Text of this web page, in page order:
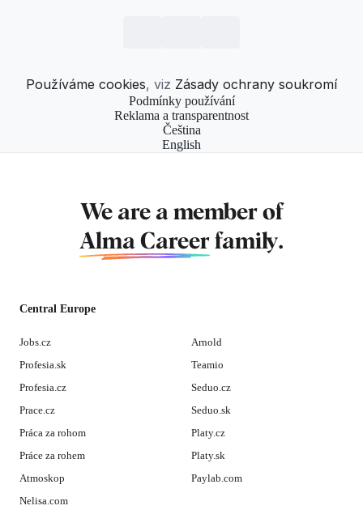
Používáme cookies, viz Zásady ochrany soukromí
Podmínky používání
Reklama a transparentnost
Čeština
English
We are a member of
Alma Career family.
Central Europe
Jobs.cz
Profesia.sk
Profesia.cz
Prace.cz
Práca za rohom
Práce za rohem
Atmoskop
Nelisa.com
Arnold
Teamio
Seduo.cz
Seduo.sk
Platy.cz
Platy.sk
Paylab.com